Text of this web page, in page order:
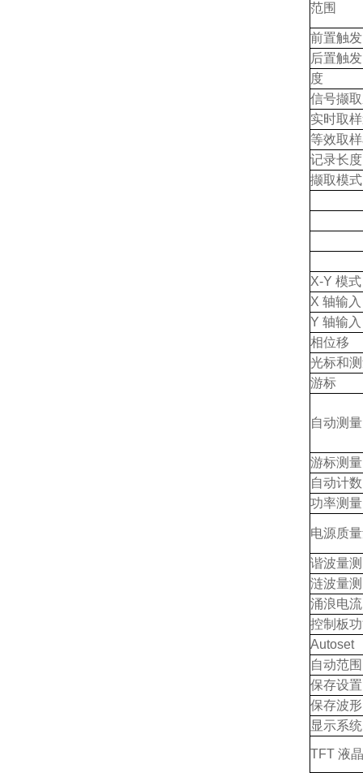
范围
前置触发
后置触发
度
信号撷
实时取
等效取
记录长度
撷取模式
X-Y 模式
X 轴输入
Y 轴输入
相位移
光标和
游标
自动测量
游标测量
自动计数
功率测
电源质
谐波量测
涟波量测
涌浪电流
控制板
Autoset
自动范围
保存设置
保存波形
显示系统
TFT 液